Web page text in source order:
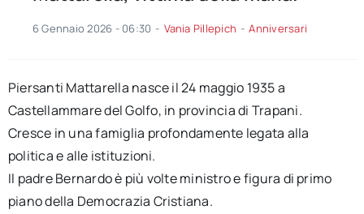
6 Gennaio 2026 - 06:30 - Vania Pillepich - Anniversari
Piersanti Mattarella nasce il 24 maggio 1935 a
Castellammare del Golfo, in provincia di Trapani.
Cresce in una famiglia profondamente legata alla
politica e alle istituzioni.
Il padre Bernardo è più volte ministro e figura di primo
piano della Democrazia Cristiana.